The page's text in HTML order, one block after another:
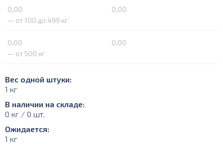
0,00
0,00
— от 100 до 499 кг
0,00
0,00
— от 500 кг
Вес одной штуки:
1 кг
В наличии на складе:
0 кг / 0 шт.
Ожидается:
1 кг